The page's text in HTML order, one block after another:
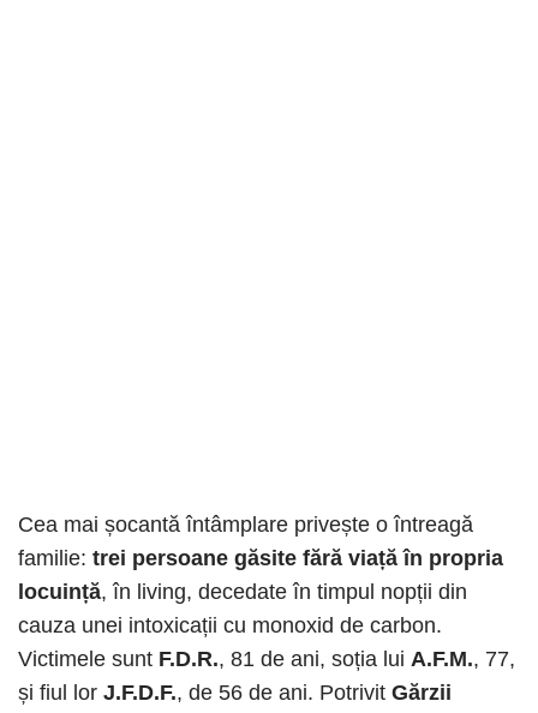
Cea mai șocantă întâmplare privește o întreagă
familie: trei persoane găsite fără viață în propria
locuință, în living, decedate în timpul nopții din
cauza unei intoxicații cu monoxid de carbon.
Victimele sunt F.D.R., 81 de ani, soția lui A.F.M., 77,
și fiul lor J.F.D.F., de 56 de ani. Potrivit Gărzii